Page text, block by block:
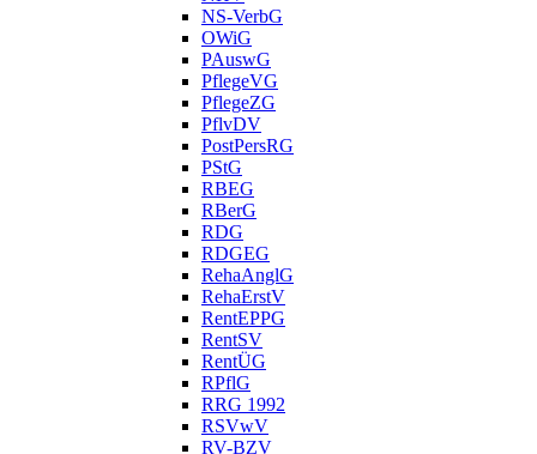
NS-VerbG
OWiG
PAuswG
PflegeVG
PflegeZG
PflvDV
PostPersRG
PStG
RBEG
RBerG
RDG
RDGEG
RehaAnglG
RehaErstV
RentEPPG
RentSV
RentÜG
RPflG
RRG 1992
RSVwV
RV-BZV